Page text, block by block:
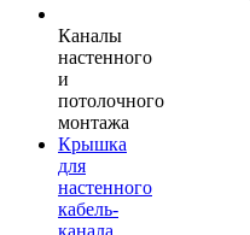
Каналы
настенного
и
потолочного
монтажа
Крышка
для
настенного
кабель-